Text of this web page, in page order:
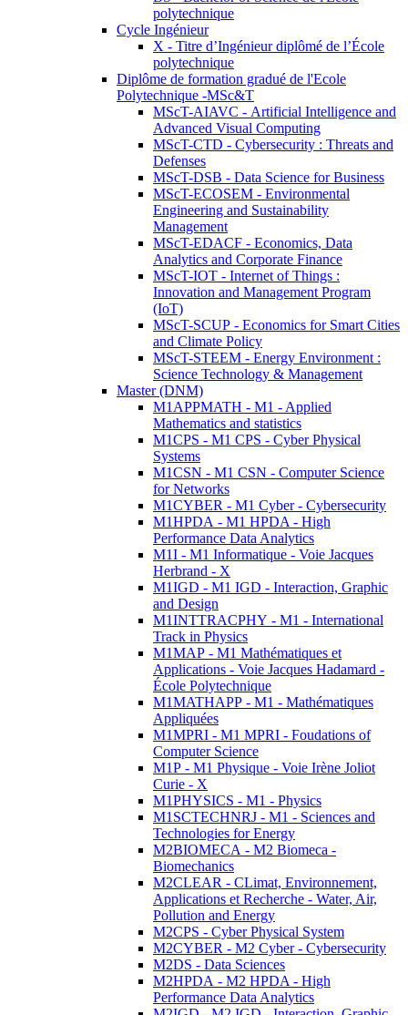
polytechnique
Cycle Ingénieur
X - Titre d’Ingénieur diplômé de l’École
polytechnique
Diplôme de formation gradué de l'Ecole
Polytechnique -MSc&T
MScT-AIAVC - Artificial Intelligence and
Advanced Visual Computing
MScT-CTD - Cybersecurity : Threats and
Defenses
MScT-DSB - Data Science for Business
MScT-ECOSEM - Environmental
Engineering and Sustainability
Management
MScT-EDACF - Economics, Data
Analytics and Corporate Finance
MScT-IOT - Internet of Things :
Innovation and Management Program
(IoT)
MScT-SCUP - Economics for Smart Cities
and Climate Policy
MScT-STEEM - Energy Environment :
Science Technology & Management
Master (DNM)
M1APPMATH - M1 - Applied
Mathematics and statistics
M1CPS - M1 CPS - Cyber Physical
Systems
M1CSN - M1 CSN - Computer Science
for Networks
M1CYBER - M1 Cyber - Cybersecurity
M1HPDA - M1 HPDA - High
Performance Data Analytics
M1I - M1 Informatique - Voie Jacques
Herbrand - X
M1IGD - M1 IGD - Interaction, Graphic
and Design
M1INTTRACPHY - M1 - International
Track in Physics
M1MAP - M1 Mathématiques et
Applications - Voie Jacques Hadamard -
École Polytechnique
M1MATHAPP - M1 - Mathématiques
Appliquées
M1MPRI - M1 MPRI - Foudations of
Computer Science
M1P - M1 Physique - Voie Irène Joliot
Curie - X
M1PHYSICS - M1 - Physics
M1SCTECHNRJ - M1 - Sciences and
Technologies for Energy
M2BIOMECA - M2 Biomeca -
Biomechanics
M2CLEAR - CLimat, Environnement,
Applications et Recherche - Water, Air,
Pollution and Energy
M2CPS - Cyber Physical System
M2CYBER - M2 Cyber - Cybersecurity
M2DS - Data Sciences
M2HPDA - M2 HPDA - High
Performance Data Analytics